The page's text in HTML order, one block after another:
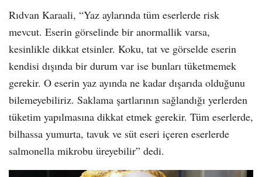
Rıdvan Karaali, “Yaz aylarında tüm eserlerde risk
mevcut. Eserin görselinde bir anormallik varsa,
kesinlikle dikkat etsinler. Koku, tat ve görselde eserin
kendisi dışında bir durum var ise bunları tüketmemek
gerekir. O eserin yaz ayında ne kadar dışarıda olduğunu
bilemeyebiliriz. Saklama şartlarının sağlandığı yerlerden
tüketim yapılmasına dikkat etmek gerekir. Tüm eserlerde,
bilhassa yumurta, tavuk ve süt eseri içeren eserlerde
salmonella mikrobu üreyebilir” dedi.